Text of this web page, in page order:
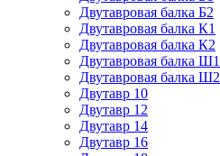
Двутавровая балка Б2
Двутавровая балка К1
Двутавровая балка К2
Двутавровая балка Ш1
Двутавровая балка Ш2
Двутавр 10
Двутавр 12
Двутавр 14
Двутавр 16